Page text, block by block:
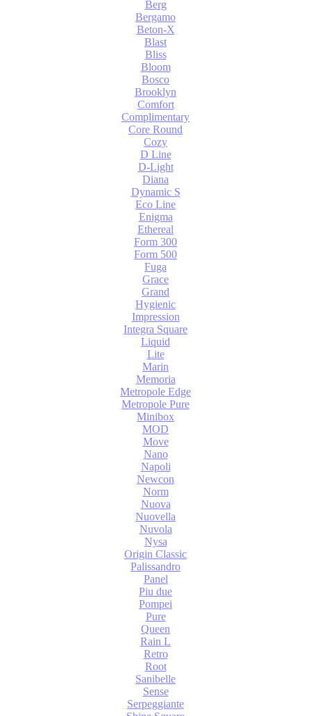
Berg
Bergamo
Beton-X
Blast
Bliss
Bloom
Bosco
Brooklyn
Comfort
Complimentary
Core Round
Cozy
D Line
D-Light
Diana
Dynamic S
Eco Line
Enigma
Ethereal
Form 300
Form 500
Fuga
Grace
Grand
Hygienic
Impression
Integra Square
Liquid
Lite
Marin
Memoria
Metropole Edge
Metropole Pure
Minibox
MOD
Move
Nano
Napoli
Newcon
Norm
Nuova
Nuovella
Nuvola
Nysa
Origin Classic
Palissandro
Panel
Piu due
Pompei
Pure
Queen
Rain L
Retro
Root
Sanibelle
Sense
Serpeggiante